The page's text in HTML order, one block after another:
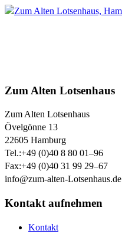
Zum Alten Lotsenhaus
Zum Alten Lotsenhaus
Övelgönne 13
22605 Hamburg
Tel.:+49 (0)40 8 80 01–96
Fax:+49 (0)40 31 99 29–67
info@zum-alten-Lotsenhaus.de
Kontakt aufnehmen
Kontakt